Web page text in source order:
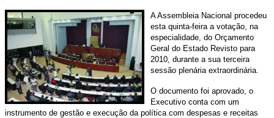
A Assembleia Nacional procedeu
esta quinta-feira a votação, na
especialidade, do Orçamento
Geral do Estado Revisto para
2010, durante a sua terceira
sessão plenária extraordinária.
O documento foi aprovado, o
Executivo conta com um
instrumento de gestão e execução da política com despesas e receitas